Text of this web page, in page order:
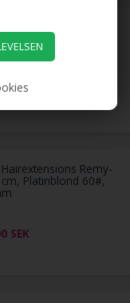
Remy-
Platinblond 60#,
SEK